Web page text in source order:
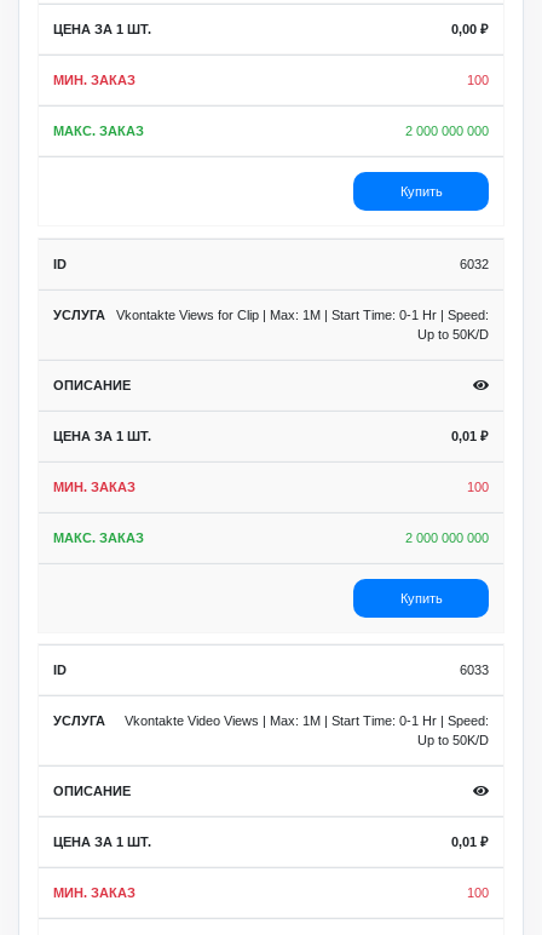
0,00 ₽
100
2 000 000 000
Купить
6032
Vkontakte Views for Clip | Max: 1M | Start Time: 0-1 Hr | Speed:
Up to 50K/D
0,01 ₽
100
2 000 000 000
Купить
6033
Vkontakte Video Views | Max: 1M | Start Time: 0-1 Hr | Speed:
Up to 50K/D
0,01 ₽
100